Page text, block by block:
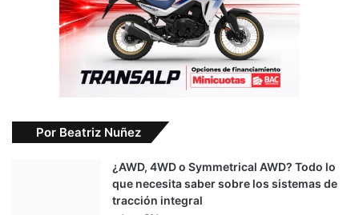
Por Beatriz Nuñez
¿AWD, 4WD o Symmetrical AWD? Todo lo
que necesita saber sobre los sistemas de
tracción integral